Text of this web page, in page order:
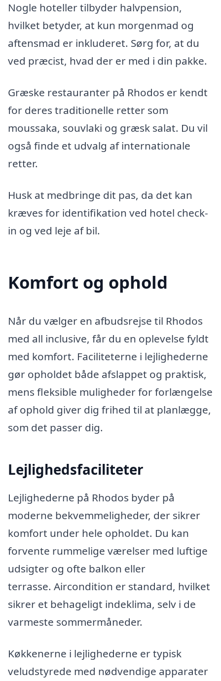
Nogle hoteller tilbyder halvpension,
hvilket betyder, at kun morgenmad og
aftensmad er inkluderet. Sørg for, at du
ved præcist, hvad der er med i din pakke.
Græske restauranter på Rhodos er kendt
for deres traditionelle retter som
moussaka, souvlaki og græsk salat. Du vil
også finde et udvalg af internationale
retter.
Husk at medbringe dit pas, da det kan
kræves for identifikation ved hotel check-
in og ved leje af bil.
Komfort og ophold
Når du vælger en afbudsrejse til Rhodos
med all inclusive, får du en oplevelse fyldt
med komfort. Faciliteterne i lejlighederne
gør opholdet både afslappet og praktisk,
mens fleksible muligheder for forlængelse
af ophold giver dig frihed til at planlægge,
som det passer dig.
Lejlighedsfaciliteter
Lejlighederne på Rhodos byder på
moderne bekvemmeligheder, der sikrer
komfort under hele opholdet. Du kan
forvente rummelige værelser med luftige
udsigter og ofte balkon eller
terrasse. Aircondition er standard, hvilket
sikrer et behageligt indeklima, selv i de
varmeste sommermåneder.
Køkkenerne i lejlighederne er typisk
veludstyrede med nødvendige apparater